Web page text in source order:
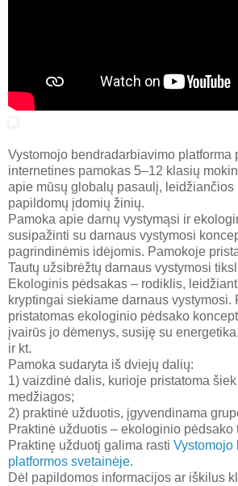
Vystomojo bendradarbiavimo platforma
internetines pamokas 5–12 klasių
apie mūsų globalų pasaulį, leidžiančios
papildomų įdomių žinių.
Pamoka apie darnų vystymąsi ir
susipažinti su darnaus vystymosi
pagrindinėmis idėjomis. Pamokoje
Tautų užsibrėžtų darnaus vystymosi
Ekologinis pėdsakas – rodiklis,
kryptingai siekiame darnaus vystymosi.
pristatomas ekologinio pėdsako
įvairūs jo dėmenys, susiję su
ir kt.
Pamoka sudaryta iš dviejų dalių:
1) vaizdinė dalis, kurioje pristatoma
medžiagos;
2) praktinė užduotis, įgyvendinama
Praktinė užduotis – ekologinio pėdsako
Praktinę užduotį galima rasti Vystomojo
platformos svetainėje.
Dėl papildomos informacijos ar iškilus